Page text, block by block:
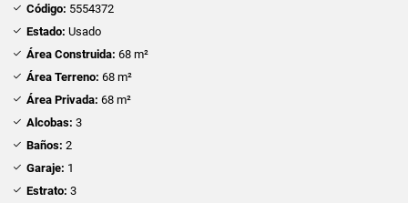
Código: 5554372
Estado: Usado
Área Construida: 68 m²
Área Terreno: 68 m²
Área Privada: 68 m²
Alcobas: 3
Baños: 2
Garaje: 1
Estrato: 3